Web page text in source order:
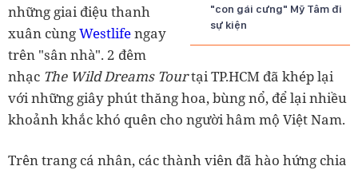
"con gái cưng" Mỹ Tâm đi
sự kiện
những giai điệu thanh
xuân cùngWestlifengay
trên "sân nhà". 2 đêm
nhạc The Wild Dreams Tourtại TP.HCM đã khép lại
với những giây phút thăng hoa, bùng nổ, để lại nhiều
khoảnh khắc khó quên cho người hâm mộ Việt Nam.
Trên trang cá nhân, các thành viên đã hào hứng chia